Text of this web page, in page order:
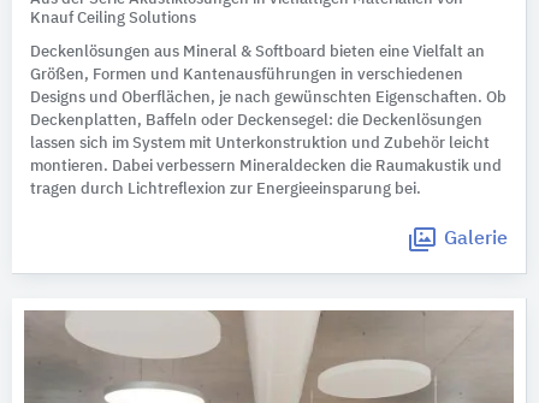
Knauf Ceiling Solutions
Deckenlösungen aus Mineral & Softboard bieten eine Vielfalt an
Größen, Formen und Kantenausführungen in verschiedenen
Designs und Oberflächen, je nach gewünschten Eigenschaften. Ob
Deckenplatten, Baffeln oder Deckensegel: die Deckenlösungen
lassen sich im System mit Unterkonstruktion und Zubehör leicht
montieren. Dabei verbessern Mineraldecken die Raumakustik und
tragen durch Lichtreflexion zur Energieeinsparung bei.
Galerie